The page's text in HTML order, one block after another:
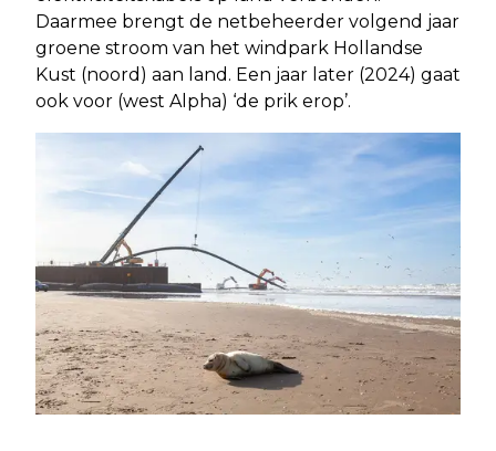
Daarmee brengt de netbeheerder volgend jaar
groene stroom van het windpark Hollandse
Kust (noord) aan land. Een jaar later (2024) gaat
ook voor (west Alpha) ‘de prik erop’.